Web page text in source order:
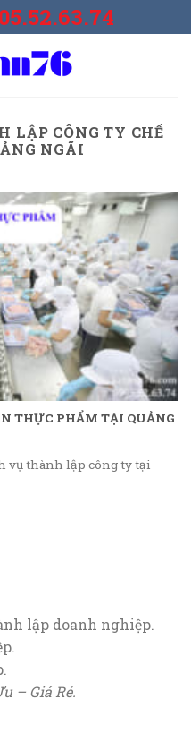
LẬP CÔNG TY CHẾ
NGÃI
THỰC PHẨM TẠI QUẢNG
vụ thành lập công ty tại
lập doanh nghiệp.
– Giá Rẻ.